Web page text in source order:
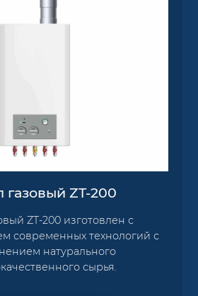
газовый ZT-200
ZT-200 изготовлен с
современных технологий с
натурального
сырья.